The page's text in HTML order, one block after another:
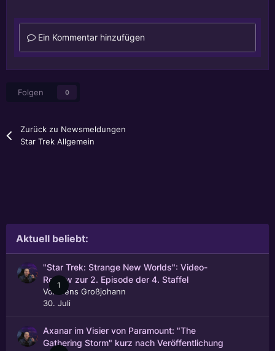
Ein Kommentar hinzufügen
Folgen 0
Zurück zu Newsmeldungen
Star Trek Allgemein
Aktuell beliebt:
1
"Star Trek: Strange New Worlds": Video-
Review zur 2. Episode der 4. Staffel
Von
Jens Großjohann
30. Juli
Axanar im Visier von Paramount: "The
Gathering Storm" kurz nach Veröffentlichung